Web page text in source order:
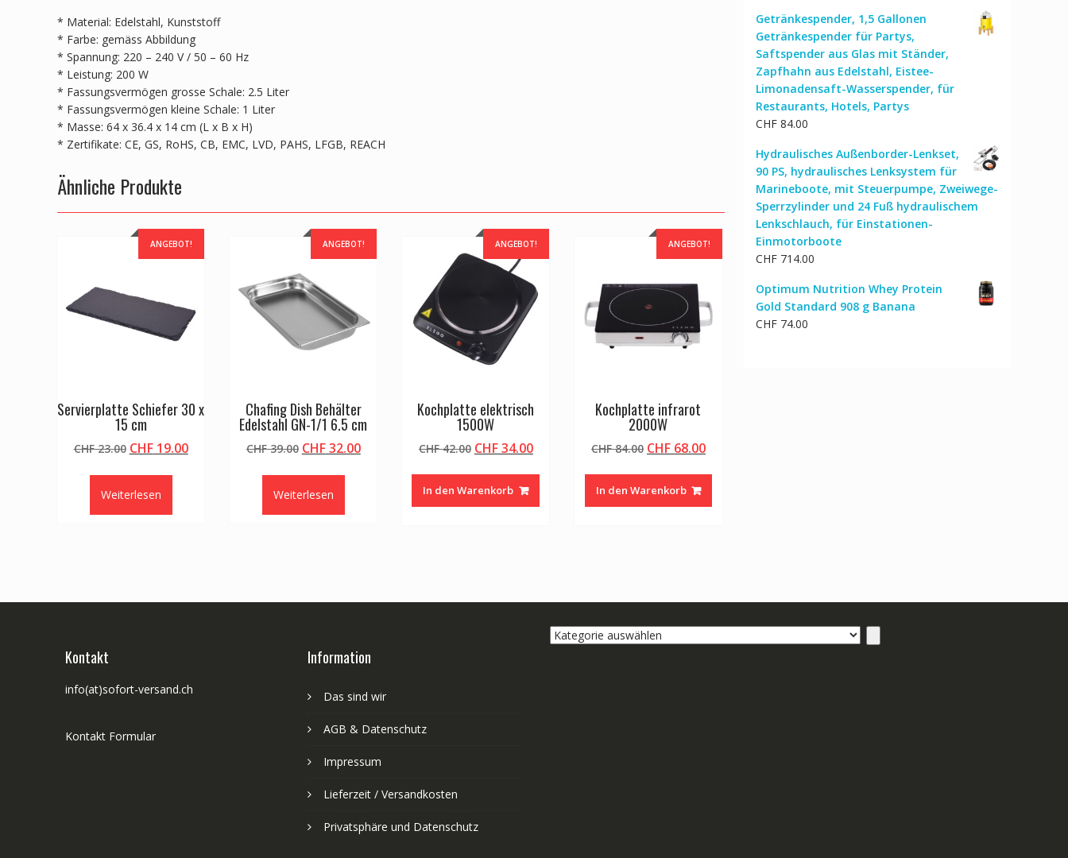
* Material: Edelstahl, Kunststoff
* Farbe: gemäss Abbildung
* Spannung: 220 – 240 V / 50 – 60 Hz
* Leistung: 200 W
* Fassungsvermögen grosse Schale: 2.5 Liter
* Fassungsvermögen kleine Schale: 1 Liter
* Masse: 64 x 36.4 x 14 cm (L x B x H)
* Zertifikate: CE, GS, RoHS, CB, EMC, LVD, PAHS, LFGB, REACH
Ähnliche Produkte
ANGEBOT!
Servierplatte Schiefer 30 x
15 cm
CHF23.00 Ursprünglicher
CHF 23.00
CHF19.00Aktueller
Weiterlesen
ANGEBOT!
Chafing Dish Behälter
Edelstahl GN-1/1 6.5 cm
CHF39.00 Ursprünglicher
CHF 39.00
CHF32.00Aktueller
Weiterlesen
ANGEBOT!
Kochplatte elektrisch
1500W
CHF42.00 Ursprünglicher
war:
CHF 42.00
CHF34.00Aktueller
In den Warenkorb
ANGEBOT!
Kochplatte infrarot
2000W
CHF84.00 Ursprünglicher
war:
CHF 84.00
CHF68.00Aktueller
In den Warenkorb
Getränkespender, 1,5 Gallonen
Getränkespender für Partys,
Saftspender aus Glas mit Ständer,
Zapfhahn aus Edelstahl, Eistee-
Limonadensaft-Wasserspender, für
Restaurants, Hotels, Partys
CHF 84.00
Hydraulisches Außenborder-Lenkset,
90 PS, hydraulisches Lenksystem für
Marineboote, mit Steuerpumpe, Zweiwege-
Sperrzylinder und 24 Fuß hydraulischem
Lenkschlauch, für Einstationen-
Einmotorboote
CHF 714.00
Optimum Nutrition Whey Protein
Gold Standard 908 g Banana
CHF 74.00
Kontakt
info(at)sofort-versand.ch
Kontakt Formular
Information
Das sind wir
AGB & Datenschutz
Impressum
Lieferzeit / Versandkosten
Privatsphäre und Datenschutz
Kategorie